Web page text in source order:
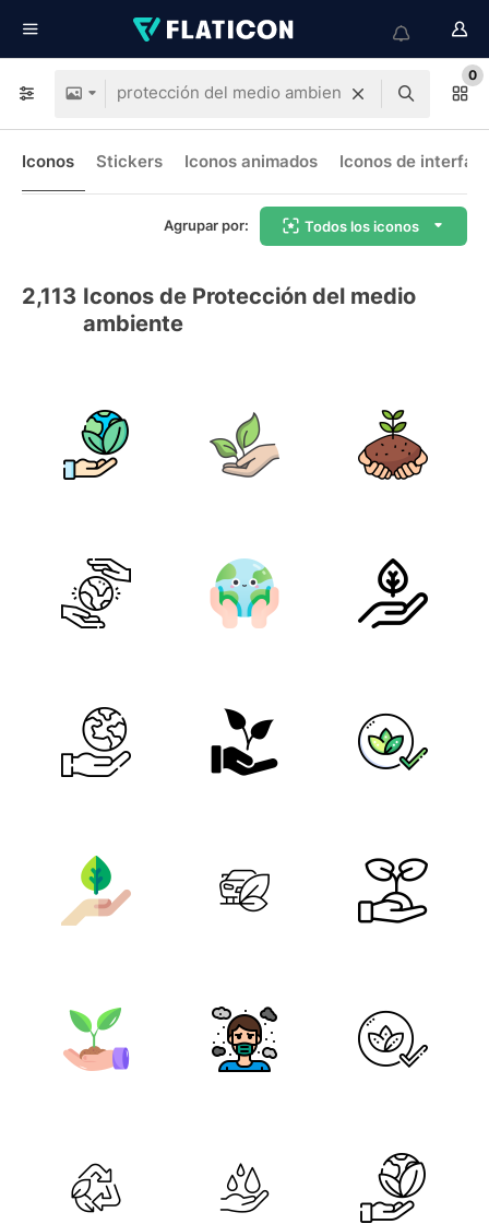
0
Iconos Stickers Iconos animados Iconos de interfaz
Agrupar por: Todos los iconos
2,113 Iconos de Protección del medio
ambiente